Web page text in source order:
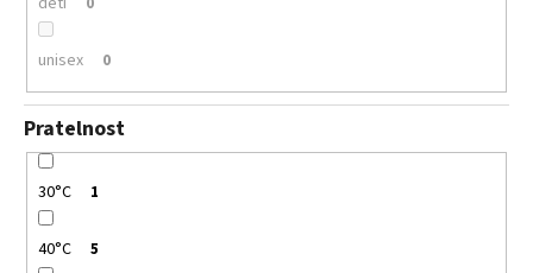
unisex 0
Pratelnost
30°C 1
40°C 5